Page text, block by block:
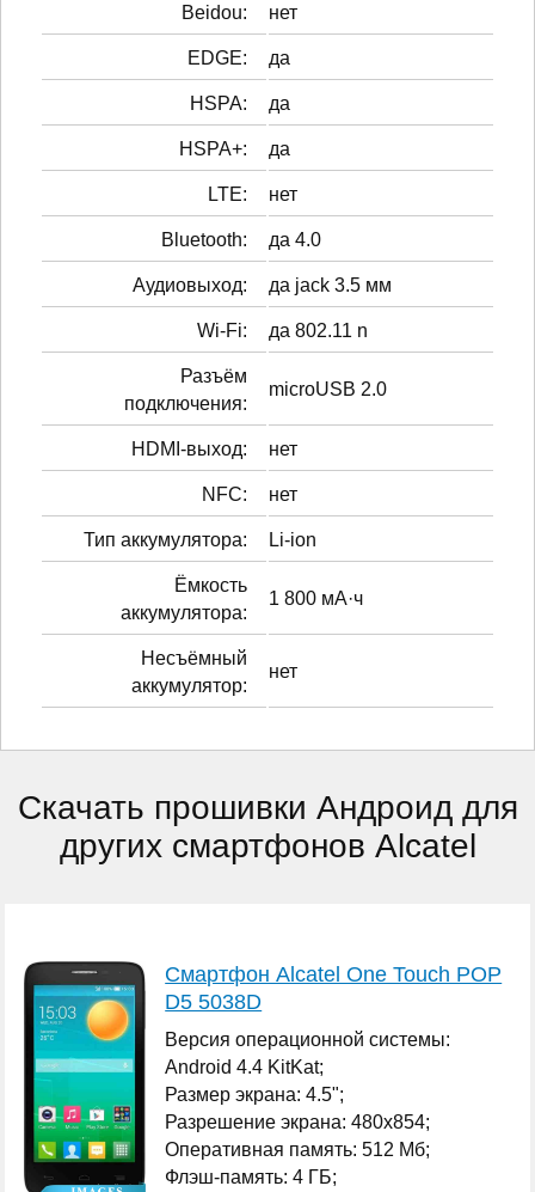
Beidou: нет
EDGE: да
HSPA: да
HSPA+: да
LTE: нет
Bluetooth: да 4.0
Аудиовыход: да jack 3.5 мм
Wi-Fi: да 802.11 n
Разъём
подключения:
microUSB 2.0
HDMI-выход: нет
NFC: нет
Тип аккумулятора: Li-ion
Ёмкость
аккумулятора:
1 800 мА·ч
Несъёмный
аккумулятор:
нет
Скачать прошивки Андроид для
других смартфонов Alcatel
Смартфон Alcatel One Touch POP
D5 5038D
Версия операционной системы:
Android 4.4 KitKat;
Размер экрана: 4.5";
Разрешение экрана: 480x854;
Оперативная память: 512 Мб;
Флэш-память: 4 ГБ;